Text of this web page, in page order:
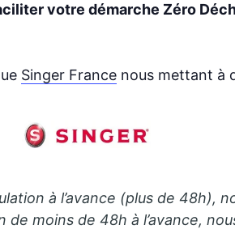
votre démarche Zéro
Singer France nous mettant à
à l’avance (plus de 48h),
moins de 48h à l’avance,